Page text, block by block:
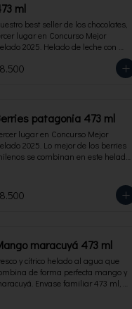
ml
best seller de los chocolates,
lugar en Concurso Mejor
2025. Helado de leche con
cacao de origen de intensidad al 60%.
familiar 473 ml, rinde 4
patagonia 473 ml
lugar en Concurso Mejor
2025. Lo mejor de los berries
se combinan en este helado
Sin lactosa. Envase familiar
ml. Rinde 4 porciones.
maracuyá 473 ml
y cítrico helado al agua que
de forma perfecta mango y
Envase familiar 473 ml,